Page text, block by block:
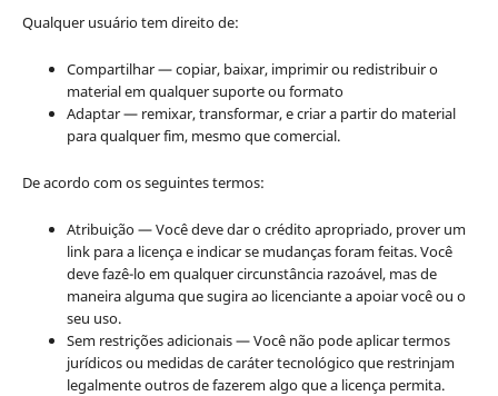
Qualquer usuário tem direito de:
Compartilhar — copiar, baixar, imprimir ou redistribuir o
material em qualquer suporte ou formato
Adaptar — remixar, transformar, e criar a partir do material
para qualquer fim, mesmo que comercial.
De acordo com os seguintes termos:
Atribuição — Você deve dar o crédito apropriado, prover um
link para a licença e indicar se mudanças foram feitas. Você
deve fazê-lo em qualquer circunstância razoável, mas de
maneira alguma que sugira ao licenciante a apoiar você ou o
seu uso.
Sem restrições adicionais — Você não pode aplicar termos
jurídicos ou medidas de caráter tecnológico que restrinjam
legalmente outros de fazerem algo que a licença permita.